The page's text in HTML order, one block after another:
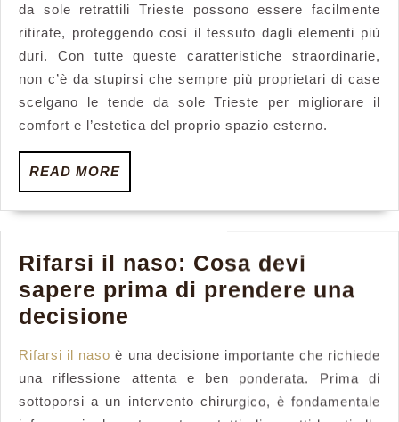
da sole retrattili Trieste possono essere facilmente
ritirate, proteggendo così il tessuto dagli elementi più
duri. Con tutte queste caratteristiche straordinarie,
non c’è da stupirsi che sempre più proprietari di case
scelgano le tende da sole Trieste per migliorare il
comfort e l’estetica del proprio spazio esterno.
READ MOREREAD
MORE
Rifarsi il naso: Cosa devi
sapere prima di prendere una
decisione
naso:
Cosa
Rifarsi il naso è una decisione importante che richiede
una riflessione attenta e ben ponderata. Prima di
sottoporsi a un intervento chirurgico, è fondamentale